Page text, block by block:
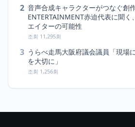
2 音声合成キャラクターがつなぐ
ENTERTAINMENT赤迫代表に聞く
エイターの可能性
조회 11,295회
3 うらべ走馬大阪府議会議員「現場
を大切に」
조회 1,256회